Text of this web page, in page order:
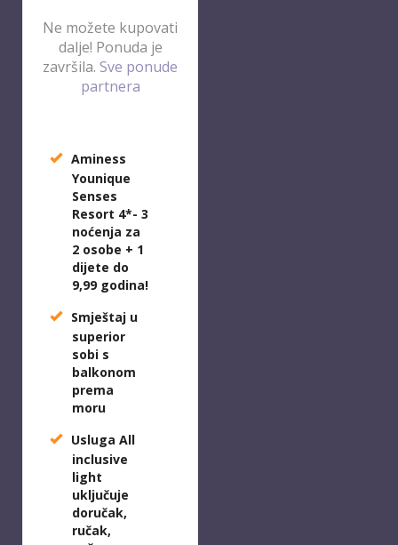
Ne možete kupovati
dalje! Ponuda je
završila. Sve ponude
partnera
Aminess
Younique
Senses
Resort 4*- 3
noćenja za
2 osobe + 1
dijete do
9,99 godina!
Smještaj u
superior
sobi s
balkonom
prema
moru
Usluga All
inclusive
light
uključuje
doručak,
ručak,